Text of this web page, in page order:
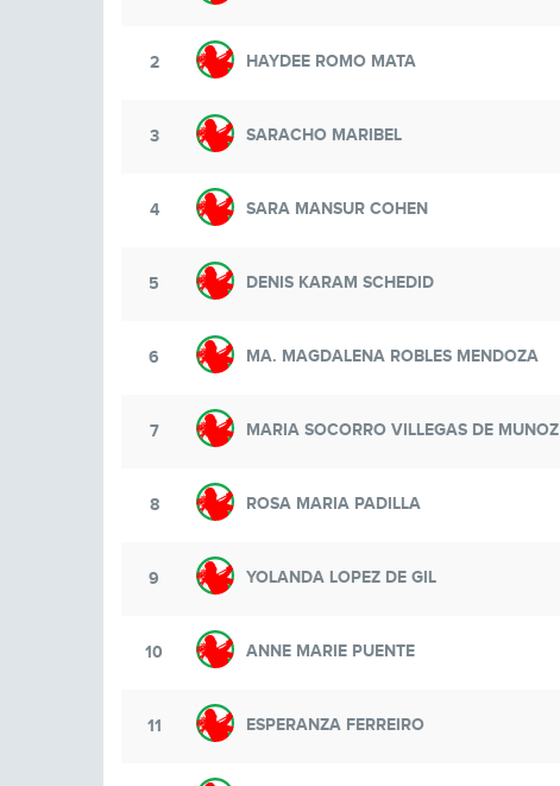
2 HAYDEE ROMO MATA
3 SARACHO MARIBEL
4 SARA MANSUR COHEN
5 DENIS KARAM SCHEDID
6 MA. MAGDALENA ROBLES MENDOZA
7 MARIA SOCORRO VILLEGAS DE MUNOZ
8 ROSA MARIA PADILLA
9 YOLANDA LOPEZ DE GIL
10 ANNE MARIE PUENTE
11 ESPERANZA FERREIRO